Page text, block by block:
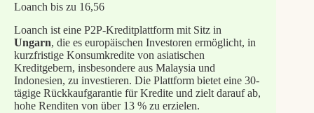
Loanch bis zu 16,56
Loanch ist eine P2P-Kreditplattform mit Sitz in
Ungarn, die es europäischen Investoren ermöglicht, in
kurzfristige Konsumkredite von asiatischen
Kreditgebern, insbesondere aus Malaysia und
Indonesien, zu investieren. Die Plattform bietet eine 30-
tägige Rückkaufgarantie für Kredite und zielt darauf ab,
hohe Renditen von über 13 % zu erzielen.